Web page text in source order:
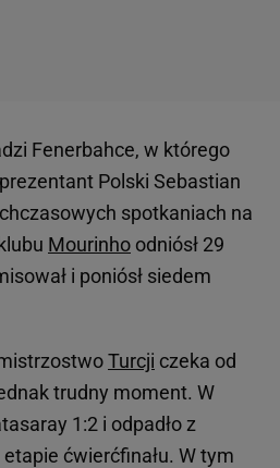
Fenerbahce, w którego
Polski Sebastian
spotkaniach na
Mourinho odniósł 29
i poniósł siedem
Turcji czeka od
trudny moment. W
1:2 i odpadło z
ćwierćfinału. W tym